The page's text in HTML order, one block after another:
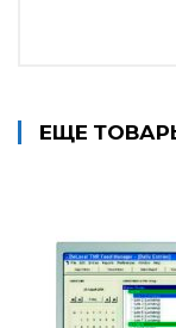
ЕЩЕ